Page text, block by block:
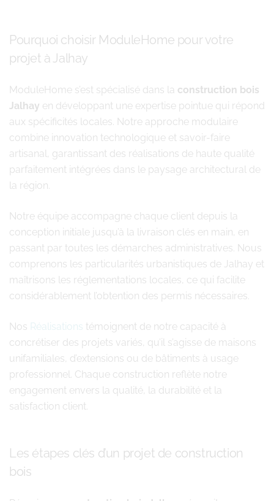
Pourquoi choisir ModuleHome pour votre
projet à Jalhay
ModuleHome s’est spécialisé dans la construction bois
Jalhay en développant une expertise pointue qui répond
aux spécificités locales. Notre approche modulaire
combine innovation technologique et savoir-faire
artisanal, garantissant des réalisations de haute qualité
parfaitement intégrées dans le paysage architectural de
la région.
Notre équipe accompagne chaque client depuis la
conception initiale jusqu’à la livraison clés en main, en
passant par toutes les démarches administratives. Nous
comprenons les particularités urbanistiques de Jalhay et
maîtrisons les réglementations locales, ce qui facilite
considérablement l’obtention des permis nécessaires.
Nos Réalisations témoignent de notre capacité à
concrétiser des projets variés, qu’il s’agisse de maisons
unifamiliales, d’extensions ou de bâtiments à usage
professionnel. Chaque construction reflète notre
engagement envers la qualité, la durabilité et la
satisfaction client.
Les étapes clés d’un projet de construction
bois